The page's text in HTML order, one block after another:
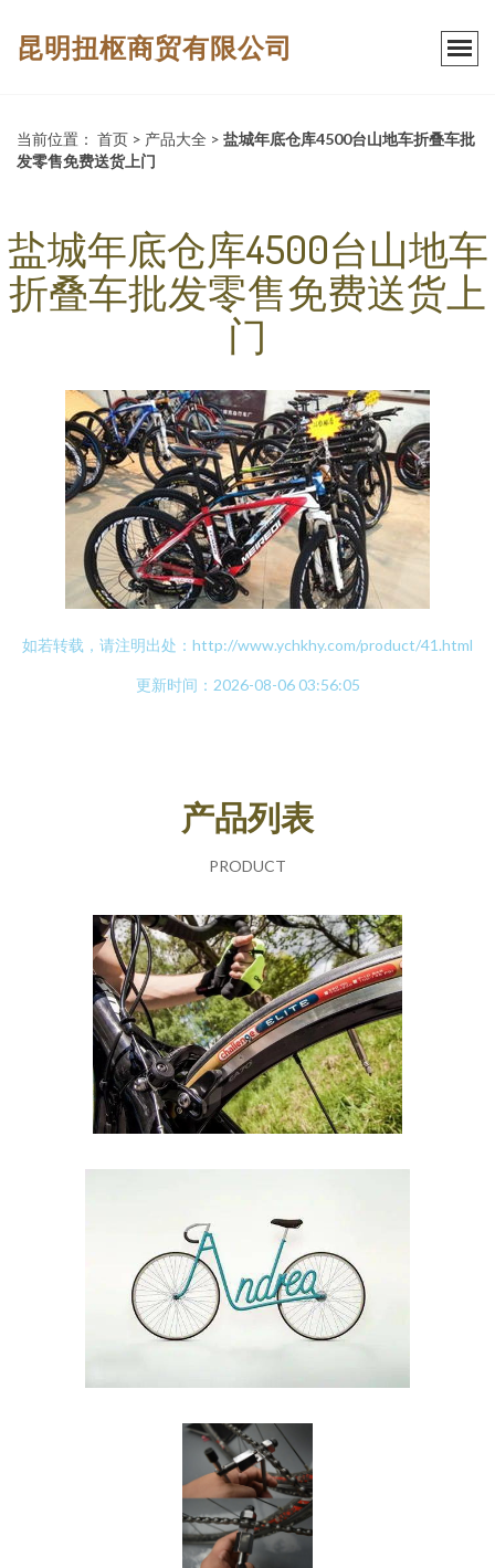
昆明扭枢商贸有限公司
当前位置： 首页 > 产品大全 > 盐城年底仓库4500台山地车折叠车批
发零售免费送货上门
盐城年底仓库4500台山地车
折叠车批发零售免费送货上
门
如若转载，请注明出处：http://www.ychkhy.com/product/41.html
更新时间：2026-08-06 03:56:05
产品列表
PRODUCT